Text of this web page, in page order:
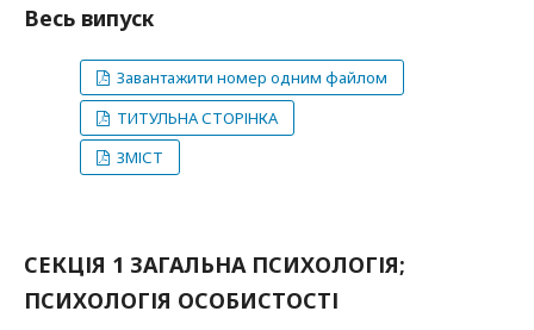
Весь випуск
Завантажити номер одним файлом
ТИТУЛЬНА СТОРІНКА
ЗМІСТ
СЕКЦІЯ 1 ЗАГАЛЬНА ПСИХОЛОГІЯ;
ПСИХОЛОГІЯ ОСОБИСТОСТІ